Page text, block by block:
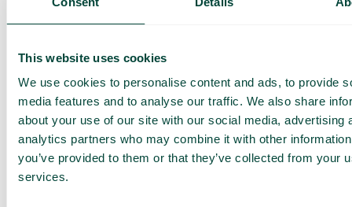
This website uses cookies
We use cookies to personalise content and ads, to provide
media features and to analyse our traffic. We also share
about your use of our site with our social media, advertising
analytics partners who may combine it with other
you’ve provided to them or that they’ve collected from your
services.